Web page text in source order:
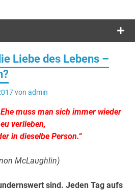
Liebe des Lebens –
von admin
muss man sich immer wieder
verlieben,
in dieselbe Person.“
McLaughlin)
sind. Jeden Tag aufs